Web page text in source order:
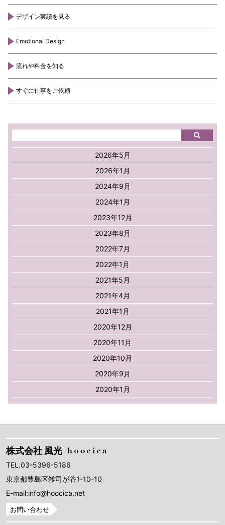
デザイン実績を見る
Emotional Design
流れや料金を知る
すぐに仕事をご依頼
2026年5月
2026年1月
2024年9月
2024年1月
2023年12月
2023年8月
2022年7月
2022年1月
2021年5月
2021年4月
2021年1月
2020年12月
2020年11月
2020年10月
2020年9月
2020年1月
株式会社 風光
TEL.03-5396-5186
東京都豊島区雑司が谷1-10-10
E-mail:info@hoocica.net
お問い合わせ